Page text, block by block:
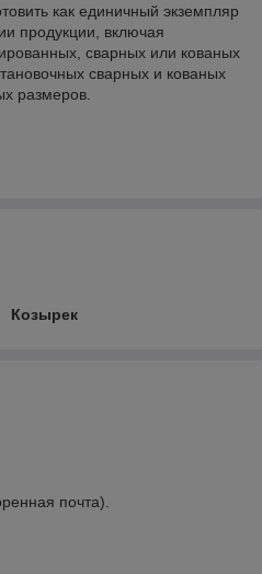
как единичный экземпляр
продукции, включая
сварных или кованых
сварных и кованых
размеров.
Козырек
почта).